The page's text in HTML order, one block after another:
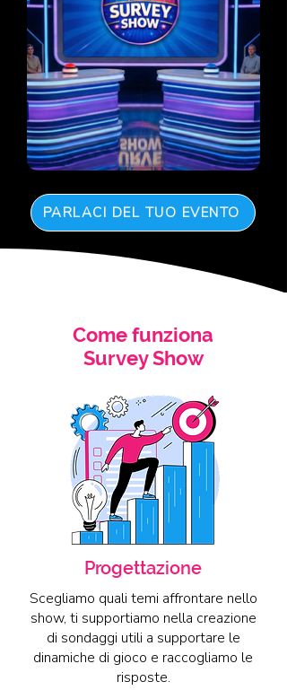
PARLACI DEL TUO EVENTO
Come funziona
Survey Show
Progettazione
Scegliamo quali temi affrontare nello
show, ti supportiamo nella creazione
di sondaggi utili a supportare le
dinamiche di gioco e raccogliamo le
risposte.